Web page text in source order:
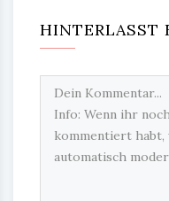
HINTERLASST